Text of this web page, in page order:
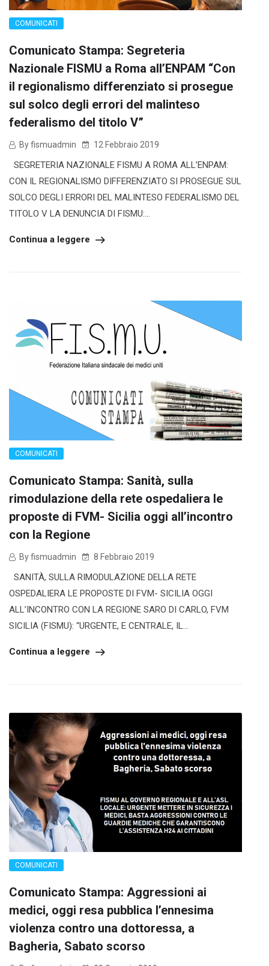
COMUNICATI
Comunicato Stampa: Segreteria
Nazionale FISMU a Roma all’ENPAM “Con
il regionalismo differenziato si prosegue
sul solco degli errori del malinteso
federalismo del titolo V”
By fismuadmin 12 Febbraio 2019
SEGRETERIA NAZIONALE FISMU A ROMA ALL’ENPAM:
CON IL REGIONALISMO DIFFERENZIATO SI PROSEGUE SUL
SOLCO DEGLI ERRORI DEL MALINTESO FEDERALISMO DEL
TITOLO V LA DENUNCIA DI FISMU:...
Continua a leggere
COMUNICATI
Comunicato Stampa: Sanità, sulla
rimodulazione della rete ospedaliera le
proposte di FVM- Sicilia oggi all’incontro
con la Regione
By fismuadmin 8 Febbraio 2019
SANITÀ, SULLA RIMODULAZIONE DELLA RETE
OSPEDALIERA LE PROPOSTE DI FVM- SICILIA OGGI
ALL’INCONTRO CON LA REGIONE SARO DI CARLO, FVM
SICILIA (FISMU): “URGENTE, E CENTRALE, IL...
Continua a leggere
COMUNICATI
Comunicato Stampa: Aggressioni ai
medici, oggi resa pubblica l’ennesima
violenza contro una dottoressa, a
Bagheria, Sabato scorso